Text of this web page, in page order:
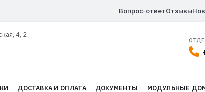
Вопрос-ответОтзывы
4, 2
ДОСТАВКА И ОПЛАТА ДОКУМЕНТЫ МОДУЛЬНЫЕ